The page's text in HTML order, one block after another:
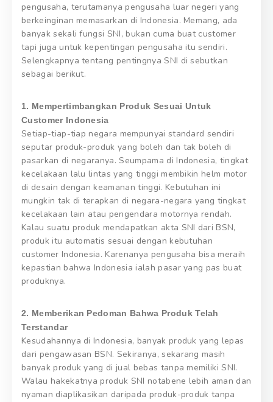
pengusaha, terutamanya pengusaha luar negeri yang
berkeinginan memasarkan di Indonesia. Memang, ada
banyak sekali fungsi SNI, bukan cuma buat customer
tapi juga untuk kepentingan pengusaha itu sendiri.
Selengkapnya tentang pentingnya SNI di sebutkan
sebagai berikut.
1. Mempertimbangkan Produk Sesuai Untuk
Customer Indonesia
Setiap-tiap-tiap negara mempunyai standard sendiri
seputar produk-produk yang boleh dan tak boleh di
pasarkan di negaranya. Seumpama di Indonesia, tingkat
kecelakaan lalu lintas yang tinggi membikin helm motor
di desain dengan keamanan tinggi. Kebutuhan ini
mungkin tak di terapkan di negara-negara yang tingkat
kecelakaan lain atau pengendara motornya rendah.
Kalau suatu produk mendapatkan akta SNI dari BSN,
produk itu automatis sesuai dengan kebutuhan
customer Indonesia. Karenanya pengusaha bisa meraih
kepastian bahwa Indonesia ialah pasar yang pas buat
produknya.
2. Memberikan Pedoman Bahwa Produk Telah
Terstandar
Kesudahannya di Indonesia, banyak produk yang lepas
dari pengawasan BSN. Sekiranya, sekarang masih
banyak produk yang di jual bebas tanpa memiliki SNI.
Walau hakekatnya produk SNI notabene lebih aman dan
nyaman diaplikasikan daripada produk-produk tanpa